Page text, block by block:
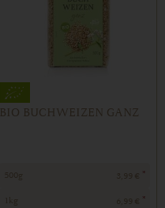
BIO BUCHWEIZEN GANZ
500g 3,99 € *
1kg 6,99 € *